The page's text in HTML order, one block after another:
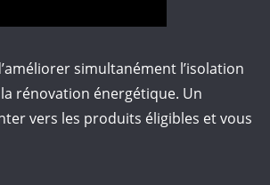
simultanément l’isolation
rénovation énergétique. Un
vers les produits éligibles et vous